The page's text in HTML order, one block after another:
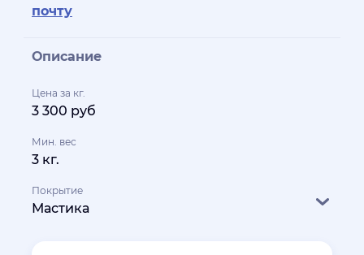
почту
Описание
Цена за кг.
3 300 руб
Мин. вес
3 кг.
Покрытие
Мастика